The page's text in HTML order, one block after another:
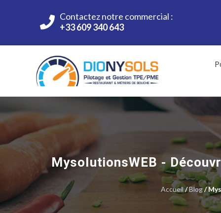
Contactez notre commercial :
+33 609 340 643
MysolutionsWEB -
Accueil/Blog/